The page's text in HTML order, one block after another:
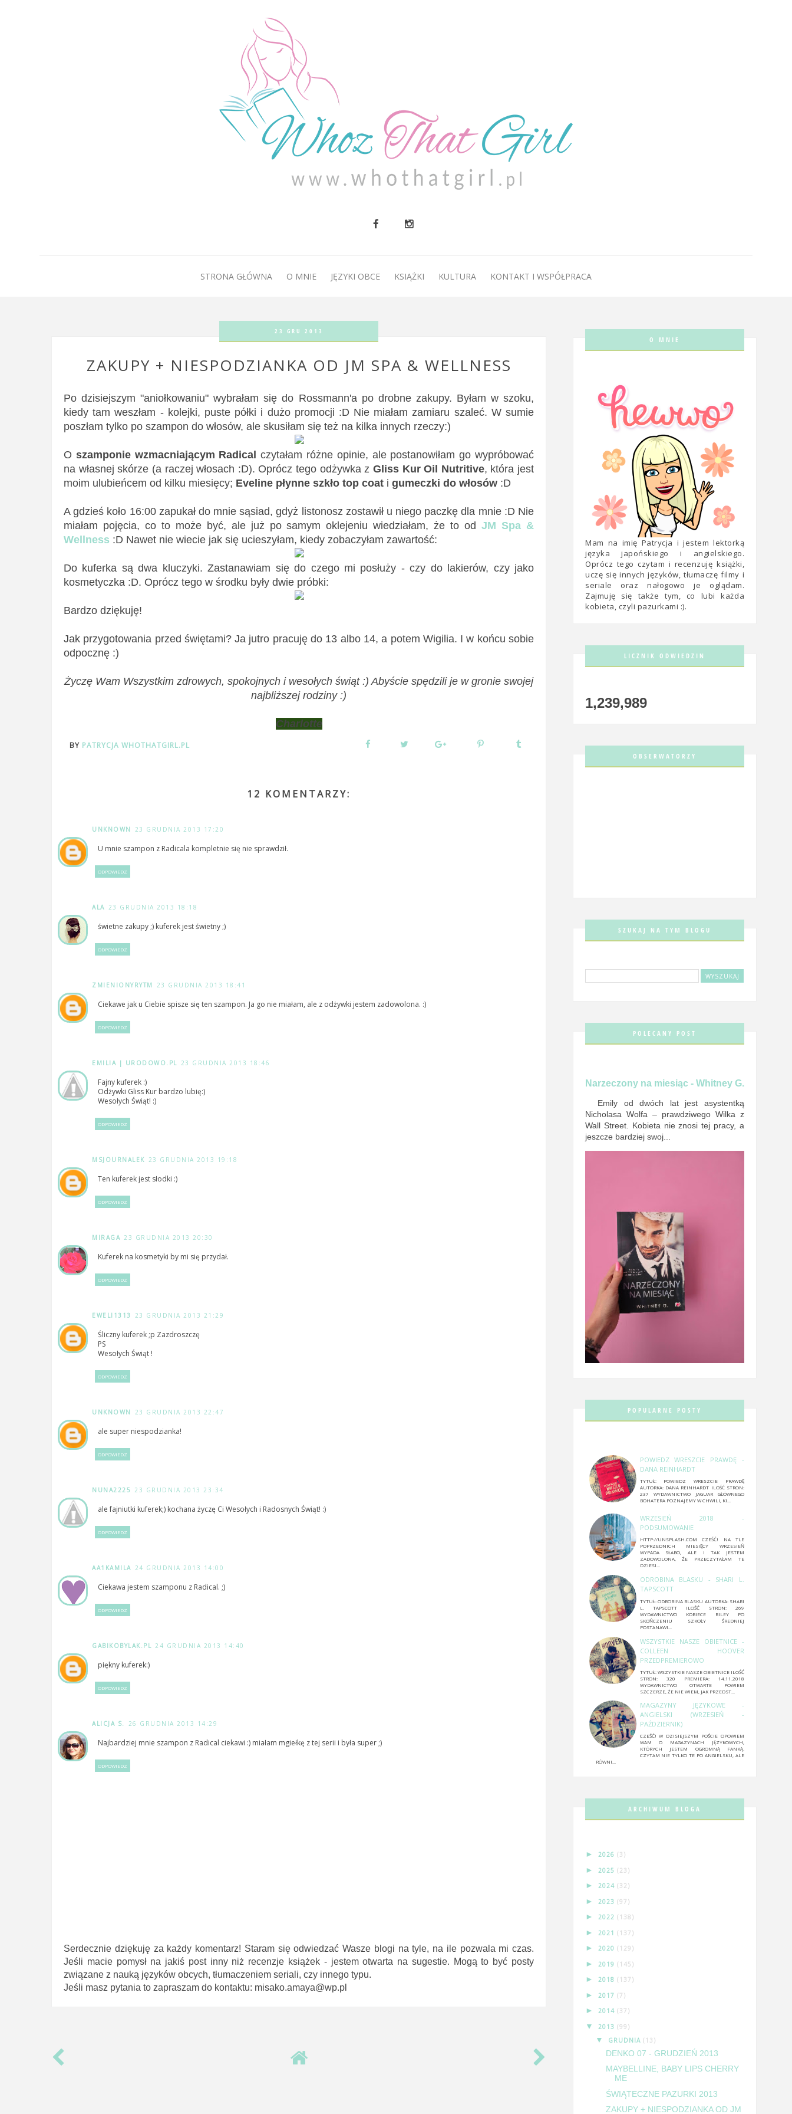
O MNIE
STRONA GŁÓWNA O MNIE JĘZYKI OBCE KSIĄŻKI KULTURA KONTAKT I WSPÓŁPRACA
23 GRU 2013
ZAKUPY + NIESPODZIANKA OD JM SPA & WELLNESS
Po dzisiejszym "aniołkowaniu" wybrałam się do Rossmann'a po drobne zakupy. Byłam w szoku,
kiedy tam weszłam - kolejki, puste półki i dużo promocji :D Nie miałam zamiaru szaleć. W sumie
poszłam tylko po szampon do włosów, ale skusiłam się też na kilka innych rzeczy:)
O szamponie wzmacniającym Radicalczytałam różne opinie, ale postanowiłam go wypróbować
na własnej skórze (a raczej włosach :D). Oprócz tego odżywka z Gliss Kur Oil Nutritive, która jest
moim ulubieńcem od kilku miesięcy; Eveline płynne szkło top coat i gumeczki do włosów :D
A gdzieś koło 16:00 zapukał do mnie sąsiad, gdyż listonosz zostawił u niego paczkę dla mnie :D Nie
miałam pojęcia, co to może być, ale już po samym oklejeniu wiedziałam, że to odJM Spa &
Wellness :D Nawet nie wiecie jak się ucieszyłam, kiedy zobaczyłam zawartość:
Do kuferka są dwa kluczyki. Zastanawiam się do czego mi posłuży - czy do lakierów, czy jako
kosmetyczka :D. Oprócz tego w środku były dwie próbki:
Bardzo dziękuję!
Jak przygotowania przed świętami? Ja jutro pracuję do 13 albo 14, a potem Wigilia. I w końcu sobie
odpocznę :)
Życzę Wam Wszystkim zdrowych, spokojnych i wesołych świąt :) Abyście spędzili je w gronie swojej
najbliższej rodziny :)
Charlotte
BY PATRYCJA WHOTHATGIRL.PL
12 KOMENTARZY:
UNKNOWN 23 GRUDNIA 2013 17:20
U mnie szampon z Radicala kompletnie się nie sprawdził.
ODPOWIEDZ
ALA 23 GRUDNIA 2013 18:18
świetne zakupy ;) kuferek jest świetny ;)
ODPOWIEDZ
ZMIENIONYRYTM 23 GRUDNIA 2013 18:41
Ciekawe jak u Ciebie spisze się ten szampon. Ja go nie miałam, ale z odżywki jestem zadowolona. :)
ODPOWIEDZ
EMILIA | URODOWO.PL 23 GRUDNIA 2013 18:46
Fajny kuferek :)
Odżywki Gliss Kur bardzo lubię:)
Wesołych Świąt! :)
ODPOWIEDZ
MSJOURNALEK 23 GRUDNIA 2013 19:18
Ten kuferek jest słodki :)
ODPOWIEDZ
MIRAGA 23 GRUDNIA 2013 20:30
Kuferek na kosmetyki by mi się przydał.
ODPOWIEDZ
EWELI1313 23 GRUDNIA 2013 21:29
Śliczny kuferek ;p Zazdroszczę
PS
Wesołych Świąt !
ODPOWIEDZ
UNKNOWN 23 GRUDNIA 2013 22:47
ale super niespodzianka!
ODPOWIEDZ
NUNA2225 23 GRUDNIA 2013 23:34
ale fajniutki kuferek;) kochana życzę Ci Wesołych i Radosnych Świąt! :)
ODPOWIEDZ
AA1KAMILA 24 GRUDNIA 2013 14:00
Ciekawa jestem szamponu z Radical. ;)
ODPOWIEDZ
GABIKOBYLAK.PL 24 GRUDNIA 2013 14:40
piękny kuferek:)
ODPOWIEDZ
ALICJA S. 26 GRUDNIA 2013 14:29
Najbardziej mnie szampon z Radical ciekawi :) miałam mgiełkę z tej serii i była super ;)
ODPOWIEDZ
Serdecznie dziękuję za każdy komentarz! Staram się odwiedzać Wasze blogi na tyle, na ile pozwala mi czas.
Jeśli macie pomysł na jakiś post inny niż recenzje książek - jestem otwarta na sugestie. Mogą to być posty
związane z nauką języków obcych, tłumaczeniem seriali, czy innego typu.
Jeśli masz pytania to zapraszam do kontaktu: misako.amaya@wp.pl
O MNIE
Mam na imię Patrycja i jestem lektorką
języka japońskiego i angielskiego.
Oprócz tego czytam i recenzuję książki,
uczę się innych języków, tłumaczę filmy i
seriale oraz nałogowo je oglądam.
Zajmuję się także tym, co lubi każda
kobieta, czyli pazurkami :).
LICZNIK ODWIEDZIN
1,239,989
OBSERWATORZY
SZUKAJ NA TYM BLOGU
POLECANY POST
Narzeczony na miesiąc - Whitney G.
Emily od dwóch lat jest asystentką
Nicholasa Wolfa – prawdziwego Wilka z
Wall Street. Kobieta nie znosi tej pracy, a
jeszcze bardziej swoj...
POPULARNE POSTY
POWIEDZ WRESZCIE PRAWDĘ -
DANA REINHARDT
TYTUŁ: POWIEDZ WRESZCIE PRAWDĘ
AUTORKA: DANA REINHARDT ILOŚĆ STRON:
237 WYDAWNICTWO JAGUAR GŁÓWNEGO
BOHATERA POZNAJEMY W CHWILI, KI...
WRZESIEŃ 2018 -
PODSUMOWANIE
HTTP://UNSPLASH.COM CZEŚĆ! NA TLE
POPRZEDNICH MIESIĘCY WRZESIEŃ
WYPADA SŁABO, ALE I TAK JESTEM
ZADOWOLONA, ŻE PRZECZYTAŁAM TE
DZIESI...
ODROBINA BLASKU - SHARI L.
TAPSCOTT
TYTUŁ: ODROBINA BLASKU AUTORKA: SHARI
L. TAPSCOTT ILOŚĆ STRON: 269
WYDAWNICTWO KOBIECE RILEY PO
SKOŃCZENIU SZKOŁY ŚREDNIEJ
POSTANAWI...
WSZYSTKIE NASZE OBIETNICE -
COLLEEN HOOVER
PRZEDPREMIEROWO
TYTUŁ: WSZYSTKIE NASZE OBIETNICE ILOŚĆ
STRON: 320 PREMIERA: 14.11.2018
WYDAWNICTWO OTWARTE POWIEM
SZCZERZE, ŻE NIE WIEM, JAK PRZEDST...
MAGAZYNY JĘZYKOWE -
ANGIELSKI (WRZESIEŃ -
PAŹDZIERNIK)
CZEŚĆ! W DZISIEJSZYM POŚCIE OPOWIEM
WAM O MAGAZYNACH JĘZYKOWYCH,
KTÓRYCH JESTEM OGROMNĄ FANKĄ.
CZYTAM NIE TYLKO TE PO ANGIELSKU, ALE
RÓWNI...
ARCHIWUM BLOGA
► 2026 (3)
► 2025 (23)
► 2024 (32)
► 2023 (97)
► 2022 (138)
► 2021 (137)
► 2020 (129)
► 2019 (145)
► 2018 (137)
► 2017 (7)
► 2014 (37)
▼ 2013 (99)
▼ GRUDNIA (13)
DENKO 07 - GRUDZIEŃ 2013
MAYBELLINE, BABY LIPS CHERRY
ME
ŚWIĄTECZNE PAZURKI 2013
ZAKUPY + NIESPODZIANKA OD JM